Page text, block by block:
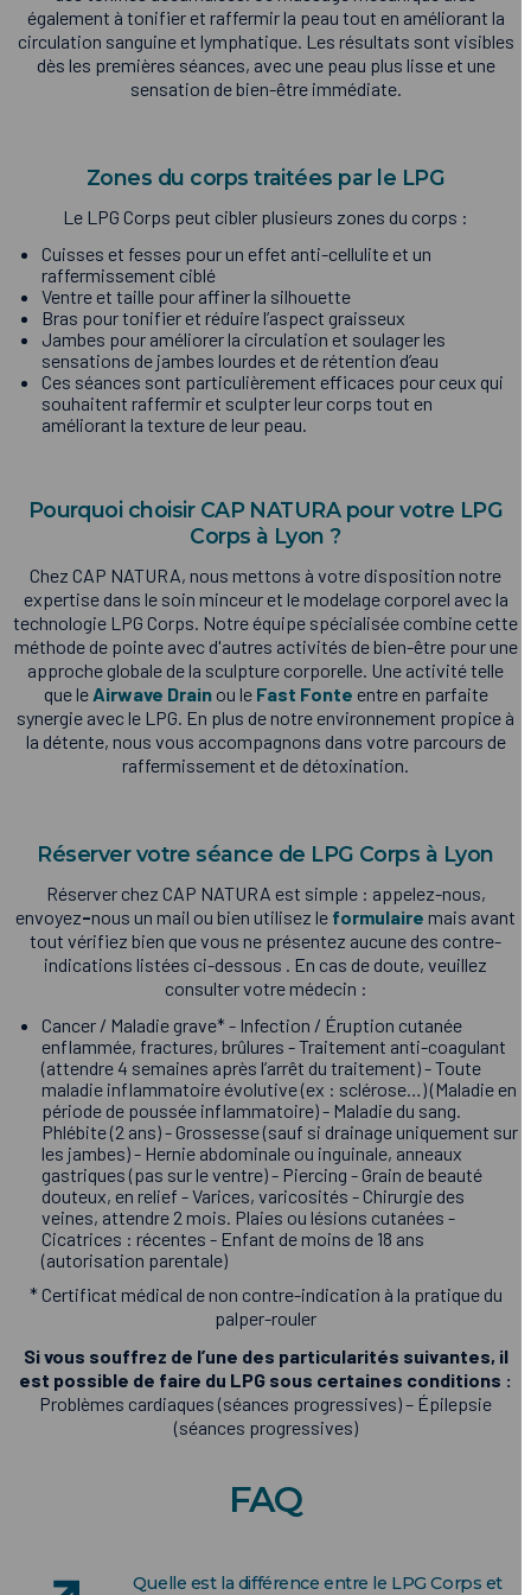
également à tonifier et raffermir la peau tout en améliorant la
circulation sanguine et lymphatique. Les résultats sont visibles
dès les premières séances, avec une peau plus lisse et une
sensation de bien-être immédiate.
Zones du corps traitées par le LPG
Le LPG Corps peut cibler plusieurs zones du corps :
Cuisses et fesses pour un effet anti-cellulite et un
raffermissement ciblé
Ventre et taille pour affiner la silhouette
Bras pour tonifier et réduire l’aspect graisseux
Jambes pour améliorer la circulation et soulager les
sensations de jambes lourdes et de rétention d’eau
Ces séances sont particulièrement efficaces pour ceux qui
souhaitent raffermir et sculpter leur corps tout en
améliorant la texture de leur peau.
Pourquoi choisir CAP NATURA pour votre LPG
Corps à Lyon ?
Chez CAP NATURA, nous mettons à votre disposition notre
expertise dans le soin minceur et le modelage corporel avec la
technologie LPG Corps. Notre équipe spécialisée combine cette
méthode de pointe avec d'autres activités de bien-être pour une
approche globale de la sculpture corporelle. Une activité telle
que le Airwave Drainou le Fast Fonte entre en parfaite
synergie avec le LPG. En plus de notre environnement propice à
la détente, nous vous accompagnons dans votre parcours de
raffermissement et de détoxination.
Réserver votre séance de LPG Corps à Lyon
Réserver chez CAP NATURA est simple : appelez-nous,
envoyez-nous un mail ou bien utilisez le formulaire mais avant
tout vérifiez bien que vous ne présentez aucune des contre-
indications listées ci-dessous . En cas de doute, veuillez
consulter votre médecin :
Cancer / Maladie grave* - Infection / Éruption cutanée
enflammée, fractures, brûlures - Traitement anti-coagulant
(attendre 4 semaines après l’arrêt du traitement) - Toute
maladie inflammatoire évolutive (ex : sclérose…) (Maladie en
période de poussée inflammatoire) - Maladie du sang.
Phlébite (2 ans) - Grossesse (sauf si drainage uniquement sur
les jambes) - Hernie abdominale ou inguinale, anneaux
gastriques (pas sur le ventre) - Piercing - Grain de beauté
douteux, en relief - Varices, varicosités - Chirurgie des
veines, attendre 2 mois. Plaies ou lésions cutanées -
Cicatrices : récentes - Enfant de moins de 18 ans
(autorisation parentale)
* Certificat médical de non contre-indication à la pratique du
palper-rouler
Si vous souffrez de l’une des particularités suivantes, il
est possible de faire du LPG sous certaines conditions :
Problèmes cardiaques (séances progressives) – Épilepsie
(séances progressives)
FAQ
Quelle est la différence entre le LPG Corps et